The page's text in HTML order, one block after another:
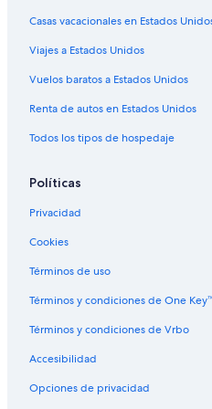
Hoteles de senderismo en Norte
Hoteles que aceptan mascotas en
Hoteles en Norte de Orlando
Villas en Norte de Orlando
Cabañas en Winter Springs
Centros vacacionales en Winter
Apartamentos en Winter Springs
Hoteles con parque acuático en
Hoteles en Winter Springs
Moteles en Winter Springs
Hoteles cerca de Resort de Walt
Hoteles 4 estrellas en Casselberry
Hoteles 5 estrellas en Casselberry
Casas vacacionales en Estados
Viajes a Estados Unidos
Vuelos baratos a Estados Unidos
Renta de autos en Estados Unidos
Todos los tipos de hospedaje
Políticas
Privacidad
Cookies
Términos de uso
Términos y condiciones de One
Términos y condiciones de Vrbo
Accesibilidad
Opciones de privacidad